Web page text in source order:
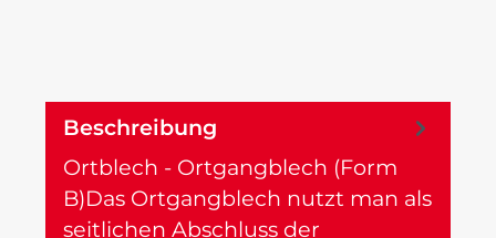
Beschreibung
Ortblech - Ortgangblech (Form
B)Das Ortgangblech nutzt man als
seitlichen Abschluss der